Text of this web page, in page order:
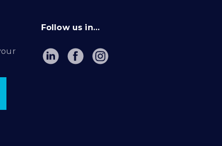
Follow us in…